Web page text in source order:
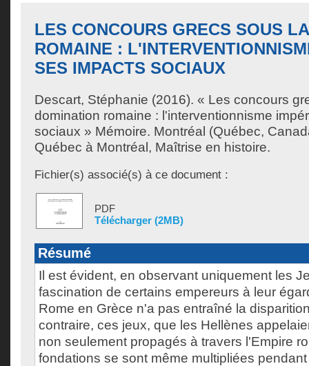
LES CONCOURS GRECS SOUS
ROMAINE :
SES IMPACTS SOCIAUX
Descart, Stéphanie (2016). « Les concours
domination romaine : l'interventionnisme
sociaux » Mémoire. Montréal (Québec,
Québec à Montréal, Maîtrise en histoire.
Fichier(s) associé(s) à ce document :
PDF
Télécharger (2MB)
Résumé
Il est évident, en observant uniquement les
fascination de certains empereurs à leur
Rome en Grèce n'a pas entraîné la
contraire, ces jeux, que les Hellènes
non seulement propagés à travers l'Empire
fondations se sont même multipliées